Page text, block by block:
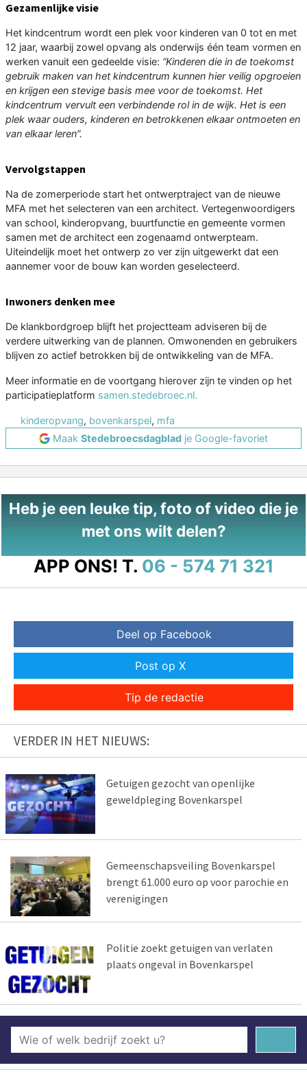
Gezamenlijke visie
Het kindcentrum wordt een plek voor kinderen van 0 tot en met
12 jaar, waarbij zowel opvang als onderwijs één team vormen en
werken vanuit een gedeelde visie: “Kinderen die in de toekomst
gebruik maken van het kindcentrum kunnen hier veilig opgroeien
en krijgen een stevige basis mee voor de toekomst. Het
kindcentrum vervult een verbindende rol in de wijk. Het is een
plek waar ouders, kinderen en betrokkenen elkaar ontmoeten en
van elkaar leren”.
Vervolgstappen
Na de zomerperiode start het ontwerptraject van de nieuwe
MFA met het selecteren van een architect. Vertegenwoordigers
van school, kinderopvang, buurtfunctie en gemeente vormen
samen met de architect een zogenaamd ontwerpteam.
Uiteindelijk moet het ontwerp zo ver zijn uitgewerkt dat een
aannemer voor de bouw kan worden geselecteerd.
Inwoners denken mee
De klankbordgroep blijft het projectteam adviseren bij de
verdere uitwerking van de plannen. Omwonenden en gebruikers
blijven zo actief betrokken bij de ontwikkeling van de MFA.
Meer informatie en de voortgang hierover zijn te vinden op het
participatieplatform samen.stedebroec.nl.
kinderopvang, bovenkarspel, mfa
Maak Stedebroecsdagblad je Google-favoriet
Heb je een leuke tip, foto of video die je
met ons wilt delen?
APP ONS! T. 06 - 574 71 321
Deel op Facebook
Post op X
Tip de redactie
VERDER IN HET NIEUWS:
Getuigen gezocht van openlijke
geweldpleging Bovenkarspel
Gemeenschapsveiling Bovenkarspel
brengt 61.000 euro op voor parochie en
verenigingen
Politie zoekt getuigen van verlaten
plaats ongeval in Bovenkarspel